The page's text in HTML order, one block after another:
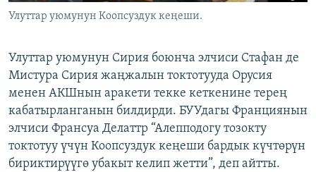
Улуттар уюмунун Коопсуздук кеңеши.
Улуттар уюмунун Сирия боюнча элчиси Стафан де
Мистура Сирия жаңжалын токтотууда Орусия
менен АКШнын аракети текке кеткенине терең
кабатырланганын билдирди. БУУдагы Франциянын
элчиси Франсуа Делаттр “Алепподогу тозокту
токтотуу үчүн Коопсуздук кеңеши бардык күчтөрүн
бириктирүүгө убакыт келип жетти”, деп айтты.